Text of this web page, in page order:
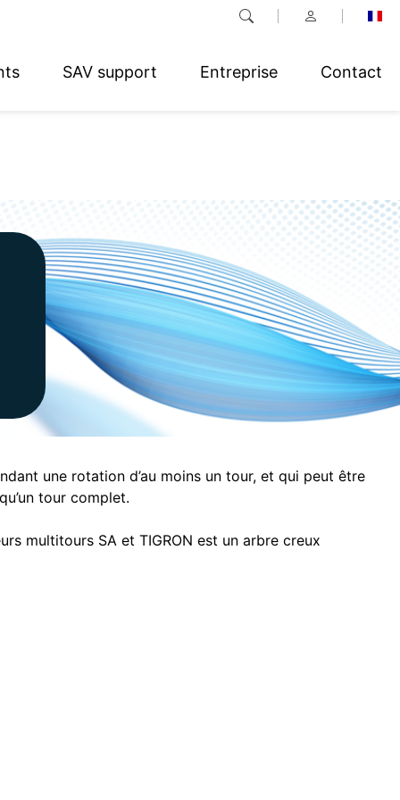
SAV support Entreprise Contact
une rotation d’au moins un tour, et qui peut être
tour complet.
multitours SA et TIGRON est un arbre creux